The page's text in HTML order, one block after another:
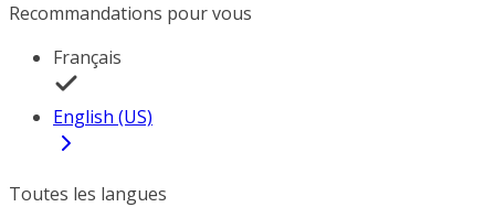
Recommandations pour vous
Français
English (US)
Toutes les langues